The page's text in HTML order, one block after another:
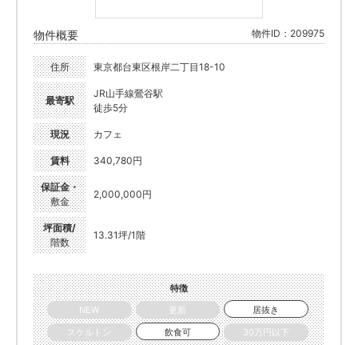
物件概要 物件ID：209975
住所 東京都台東区根岸二丁目18-10
最寄駅
JR山手線鶯谷駅
徒歩5分
現況 カフェ
賃料 340,780円
保証金・
敷金
2,000,000円
坪面積/
階数
13.31坪/1階
特徴
NEW
更新
居抜き
スケルトン
飲食可
30万円以下